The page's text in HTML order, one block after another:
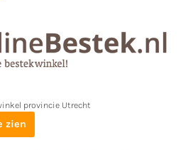
provincie Utrecht
zien